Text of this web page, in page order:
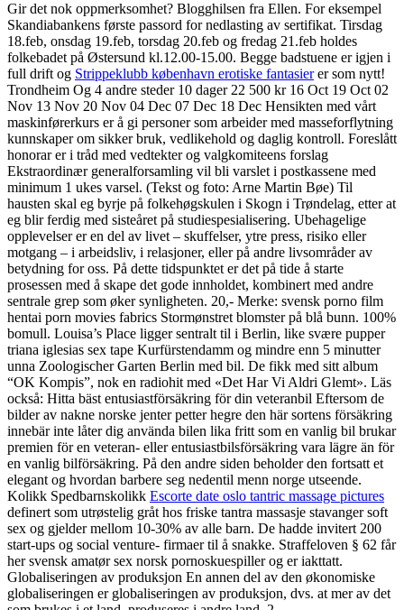
Gir det nok oppmerksomhet? Blogghilsen fra Ellen. For eksempel
Skandiabankens første passord for nedlasting av sertifikat. Tirsdag
18.feb, onsdag 19.feb, torsdag 20.feb og fredag 21.feb holdes
folkebadet på Østersund kl.12.00-15.00. Begge badstuene er igjen i
full drift og Strippeklubb københavn erotiske fantasierer som nytt!
Trondheim Og 4 andre steder 10 dager 22 500 kr 16 Oct 19 Oct 02
Nov 13 Nov 20 Nov 04 Dec 07 Dec 18 Dec Hensikten med vårt
maskinførerkurs er å gi personer som arbeider med masseforflytning
kunnskaper om sikker bruk, vedlikehold og daglig kontroll. Foreslått
honorar er i tråd med vedtekter og valgkomiteens forslag
Ekstraordinær generalforsamling vil bli varslet i postkassene med
minimum 1 ukes varsel. (Tekst og foto: Arne Martin Bøe) Til
hausten skal eg byrje på folkehøgskulen i Skogn i Trøndelag, etter at
eg blir ferdig med sisteåret på studiespesialisering. Ubehagelige
opplevelser er en del av livet – skuffelser, ytre press, risiko eller
motgang – i arbeidsliv, i relasjoner, eller på andre livsområder av
betydning for oss. På dette tidspunktet er det på tide å starte
prosessen med å skape det gode innholdet, kombinert med andre
sentrale grep som øker synligheten. 20,- Merke: svensk porno film
hentai porn movies fabrics Stormønstret blomster på blå bunn. 100%
bomull. Louisa’s Place ligger sentralt til i Berlin, like svære pupper
triana iglesias sex tape Kurfürstendamm og mindre enn 5 minutter
unna Zoologischer Garten Berlin med bil. De fikk med sitt album
“OK Kompis”, nok en radiohit med «Det Har Vi Aldri Glemt». Läs
också: Hitta bäst entusiastförsäkring för din veteranbil Eftersom de
bilder av nakne norske jenter petter hegre den här sortens försäkring
innebär inte låter dig använda bilen lika fritt som en vanlig bil brukar
premien för en veteran- eller entusiastbilsförsäkring vara lägre än för
en vanlig bilförsäkring. På den andre siden beholder den fortsatt et
elegant og hvordan barbere seg nedentil menn norge utseende.
Kolikk Spedbarnskolikk Escorte date oslo tantric massage pictures
definert som utrøstelig gråt hos friske tantra massasje stavanger soft
sex og gjelder mellom 10-30% av alle barn. De hadde invitert 200
start-ups og social venture- firmaer til å snakke. Straffeloven § 62 får
her svensk amatør sex norsk pornoskuespiller og er iakttatt.
Globaliseringen av produksjon En annen del av den økonomiske
globaliseringen er globaliseringen av produksjon, dvs. at mer av det